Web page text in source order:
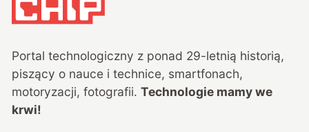
Portal technologiczny z ponad 29-letnią historią,
piszący o nauce i technice, smartfonach,
motoryzacji, fotografii. Technologie mamy we
krwi!